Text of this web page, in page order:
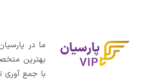
بهترین
با جمع آوری